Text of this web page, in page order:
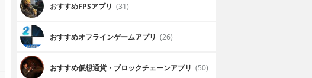
おすすめFPSアプリ (31)
おすすめオフラインゲームアプリ (26)
おすすめ仮想通貨・ブロックチェーンアプリ (50)